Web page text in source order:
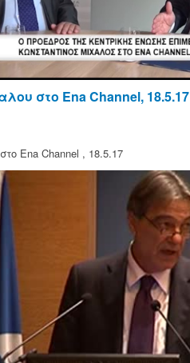
στο Ena Channel, 18.5.17
Ena Channel , 18.5.17